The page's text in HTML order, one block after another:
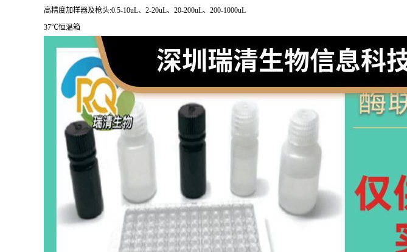
高精度加样器及枪头:0.5-10uL、 2-20uL、 20-200uL、 200-1000uL
37℃恒温箱